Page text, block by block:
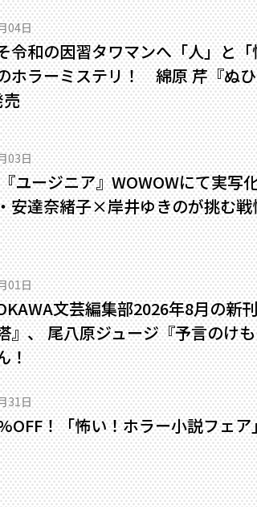
04日
令和の因習タワマンへ――「人」と
ホラーミステリ！ 綿原 芹『ぬ
03日
ユージニア』WOWOWにて実写
達奈緒子×岸井ゆきのが挑む戦
01日
文芸編集部2026年8月の新
』、 尾八原ジュージ『予言のけ
！
31日
！「怖い！ホラー小説フェ